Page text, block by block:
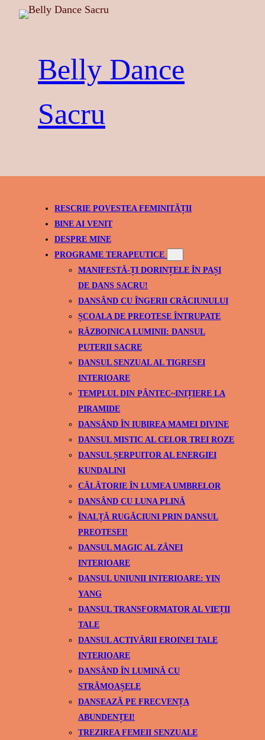
Belly Dance
Sacru
RESCRIE POVESTEA FEMINITĂȚII
BINE AI VENIT
DESPRE MINE
PROGRAME TERAPEUTICE
MANIFESTĂ-ȚI DORINȚELE ÎN PAȘI
DE DANS SACRU!
DANSÂND CU ÎNGERII CRĂCIUNULUI
ȘCOALA DE PREOTESE ÎNTRUPATE
RĂZBOINICA LUMINII: DANSUL
PUTERII SACRE
DANSUL SENZUAL AL TIGRESEI
INTERIOARE
TEMPLUL DIN PÂNTEC~INIȚIERE LA
PIRAMIDE
DANSÂND ÎN IUBIREA MAMEI DIVINE
DANSUL MISTIC AL CELOR TREI ROZE
DANSUL ȘERPUITOR AL ENERGIEI
KUNDALINI
CĂLĂTORIE ÎN LUMEA UMBRELOR
DANSÂND CU LUNA PLINĂ
ÎNALȚĂ RUGĂCIUNI PRIN DANSUL
PREOTESEI!
DANSUL MAGIC AL ZÂNEI
INTERIOARE
DANSUL UNIUNII INTERIOARE: YIN
YANG
DANSUL TRANSFORMATOR AL VIEȚII
TALE
DANSUL ACTIVĂRII EROINEI TALE
INTERIOARE
DANSÂND ÎN LUMINĂ CU
STRĂMOAȘELE
DANSEAZĂ PE FRECVENȚA
ABUNDENȚEI!
TREZIREA FEMEII SENZUALE